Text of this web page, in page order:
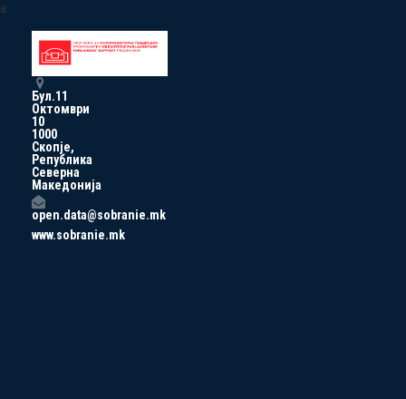
a
Бул.11
Октомври
10
1000
Скопје,
Република
Северна
Македонија
open.data@sobranie.mk
www.sobranie.mk